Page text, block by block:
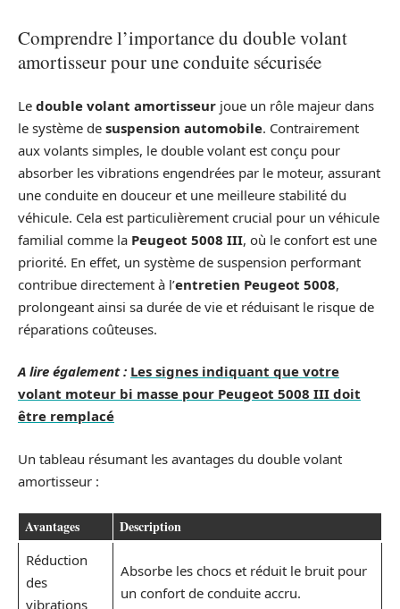
Comprendre l’importance du double volant
amortisseur pour une conduite sécurisée
Le double volant amortisseur joue un rôle majeur dans
le système de suspension automobile. Contrairement
aux volants simples, le double volant est conçu pour
absorber les vibrations engendrées par le moteur, assurant
une conduite en douceur et une meilleure stabilité du
véhicule. Cela est particulièrement crucial pour un véhicule
familial comme la Peugeot 5008 III, où le confort est une
priorité. En effet, un système de suspension performant
contribue directement à l’entretien Peugeot 5008,
prolongeant ainsi sa durée de vie et réduisant le risque de
réparations coûteuses.
A lire également : Les signes indiquant que votre
volant moteur bi masse pour Peugeot 5008 III doit
être remplacé
Un tableau résumant les avantages du double volant
amortisseur :
Avantages Description
Réduction
des
vibrations
Absorbe les chocs et réduit le bruit pour
un confort de conduite accru.